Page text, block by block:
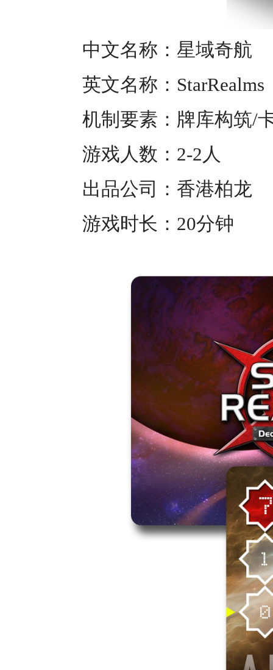
中文名称：星域奇航
英文名称： StarRealms
机制要素：牌库构筑/
游戏人数： 2-2 人
出品公司：香港柏龙
游戏时长： 20分钟